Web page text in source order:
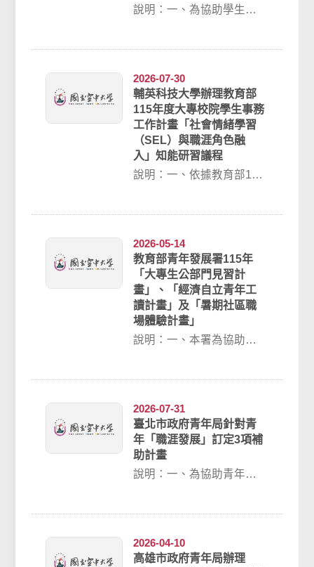
說明：一、為協助學生掌
2026-07-30
輔英科技大學辦理教育部
115年度大專校院學生事務
工作計畫「社會情緒學習
（SEL）與職涯角色融
入」知能研習議程
說明：一、依據教育部115
2026-05-14
教育部青年發展署115年
「大專生公部門見習計
畫」、「經濟自立青年工
讀計畫」及「暑期社區職
場體驗計畫」
說明：一、本署為協助大
2026-07-31
臺北市政府青年局針對青
年「職涯發展」訂定3項補
助計畫
說明：一、為協助青年積
2026-04-10
高雄市政府青年局辦理